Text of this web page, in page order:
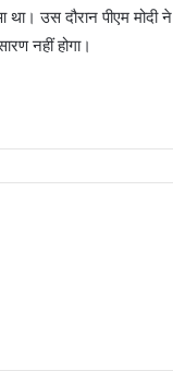
उस दौरान पीएम मोदी ने
नहीं होगा।